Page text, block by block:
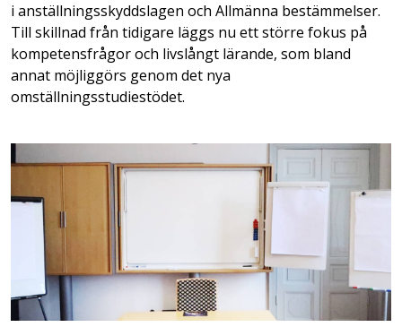
i anställningsskyddslagen och Allmänna bestämmelser.
Till skillnad från tidigare läggs nu ett större fokus på
kompetensfrågor och livslångt lärande, som bland
annat möjliggörs genom det nya
omställningsstudiestödet.